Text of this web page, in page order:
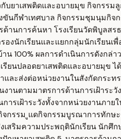
บยาเสพติดและอบายมุข กิจกรร
นกีฬาเทศบาล กิจกรรมชุมนุมกิ
านการค้นหา โรงเรียนวัดพิบูลส
องนักเรียนและแยกกลุ่มนักเรียน
าน 100% ผลการดำเนินการดังก
เรียนปลอดยาเสพติดและอบาย
ละส่งต่อหน่วยงานในสังกัดกร
งานตามมาตรการด้านการเฝ้าร
รเฝ้าระวังทั้งจากหน่วยงานภา
กรรม ูแดกิจกรรมบูรณาการทักษ
เสริมความประพฤตินักเรียน นัก